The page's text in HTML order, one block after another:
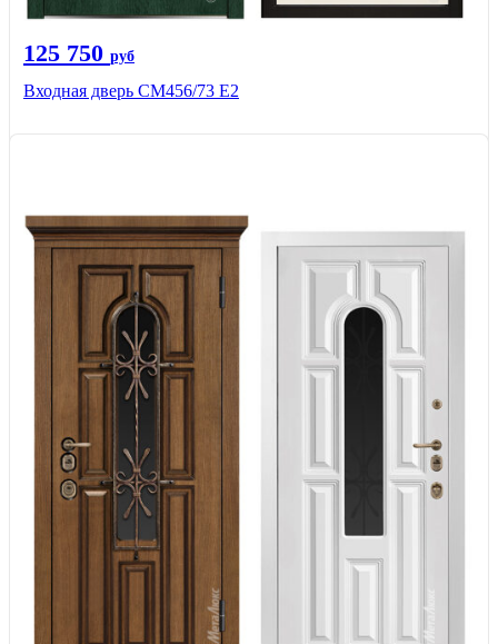
125 750 руб
Входная дверь СМ456/73 Е2